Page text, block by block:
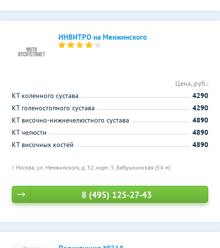
ИНВИТРО на Менжинского
г. Москва, ул. Менжинского, д. 32, корп. 3, Бабушкинская (54 м)
Цена, руб.:
КТ коленного сустава
4290
КТ голеностопного сустава
4290
КТ височно-нижнечелюстного сустава
4890
КТ челюсти
4890
КТ височных костей
4890
8 (495) 125-27-43